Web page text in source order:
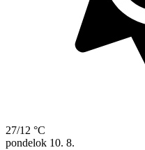
27/12 °C
pondelok 10. 8.